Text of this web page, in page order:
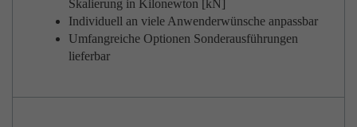
Skalierung in Kilonewton [kN]
Individuell an viele Anwenderwünsche anpassbar
Umfangreiche Optionen Sonderausführungen
lieferbar